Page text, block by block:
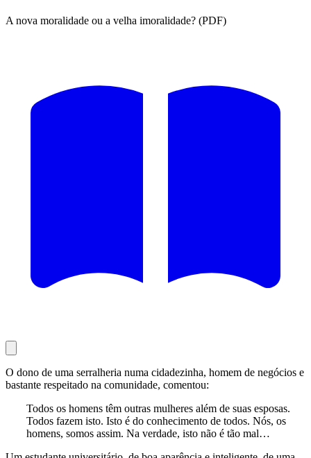
A nova moralidade ou a velha imoralidade? (PDF)
O dono de uma serralheria numa cidadezinha, homem de negócios e
bastante respeitado na comunidade, comentou:
Todos os homens têm outras mulheres além de suas esposas.
Todos fazem isto. Isto é do conhecimento de todos. Nós, os
homens, somos assim. Na verdade, isto não é tão mal…